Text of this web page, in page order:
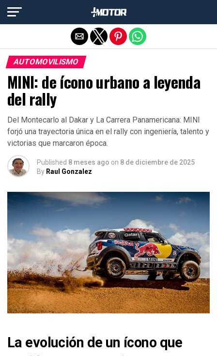
AUTOMOVILISMO
MINI: de ícono urbano a leyenda
del rally
Del Montecarlo al Dakar y La Carrera Panamericana: MINI
forjó una trayectoria única en el rally con ingeniería, talento y
victorias que marcaron época.
Published 8 meses ago on 8 de diciembre de 2025
By Raul Gonzalez
La evolución de un ícono que
Salir de la versión móvil